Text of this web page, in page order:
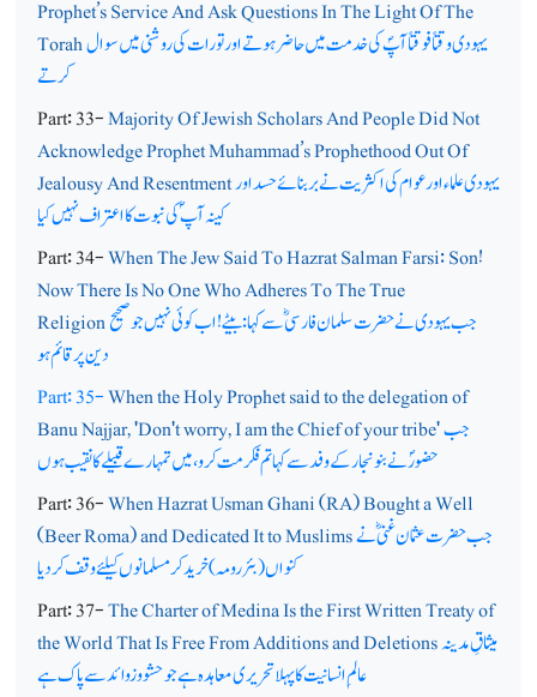
Prophet’s Service And Ask Questions In The Light Of The
Torahیہودی وقتاً فوقتاً آپؐ کی خدمت میں حاضر ہوتے اور تورات کی روشنی میں سوال
کرتے
Part: 33-Majority Of Jewish Scholars And People Did Not
Acknowledge Prophet Muhammad’s Prophethood Out Of
Jealousy And Resentmentیہودی علماء اور عوام کی اکثریت نے بربنائے حسد اور
کینہ آپ ؐکی نبوت کا اعتراف نہیں کیا
Part: 34-When The Jew Said To Hazrat Salman Farsi: Son!
Now There Is No One Who Adheres To The True
Religionجب یہودی نے حضرت سلمان فارسیؓ سے کہا: بیٹے!اب کوئی نہیں جوصحیح
دین پرقائم ہو
Part: 35-When the Holy Prophet said to the delegation of
Banu Najjar, 'Don't worry, I am the Chief of your tribe'جب
حضورؐ نے بنونجار کے وفد سے کہا تم فکر مت کرو، میں تمہارے قبیلے کا نقیب ہوں
Part: 36-When Hazrat Usman Ghani (RA) Bought a Well
(Beer Roma) and Dedicated It to Muslimsجب حضرت عثمان غنیؓ نے
کنواں (بئر رومہ) خرید کر مسلمانوں کیلئے وقف کردیا
Part: 37-The Charter of Medina Is the First Written Treaty of
the World That Is Free From Additions and Deletionsمیثاقِ مدینہ
عالم ِ انسانیت کا پہلا تحریری معاہدہ ہے جو حشو و زوائد سے پاک ہے